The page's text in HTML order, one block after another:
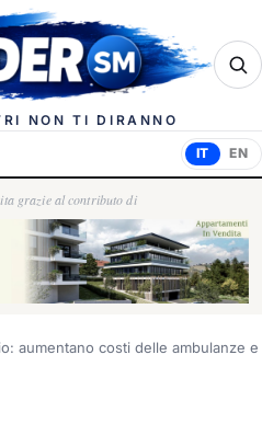
Insider.sm
NON TI DIRANNO
IT EN
grazie al contributo di
aumentano costi delle ambulanze e